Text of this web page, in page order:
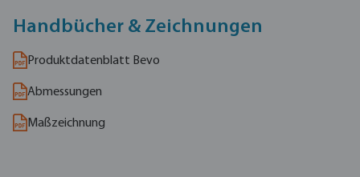
Handbücher & Zeichnungen
Produktdatenblatt Bevo
Abmessungen
Maßzeichnung